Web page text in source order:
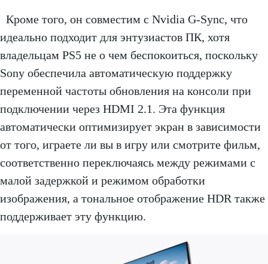
Кроме того, он совместим с Nvidia G-Sync, что
идеально подходит для энтузиастов ПК, хотя
владельцам PS5 не о чем беспокоиться, поскольку
Sony обеспечила автоматическую поддержку
переменной частоты обновления на консоли при
подключении через HDMI 2.1. Эта функция
автоматически оптимизирует экран в зависимости
от того, играете ли вы в игру или смотрите фильм,
соответственно переключаясь между режимами с
малой задержкой и режимом обработки
изображения, а тональное отображение HDR также
поддерживает эту функцию.